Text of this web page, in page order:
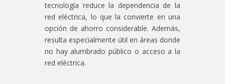
tecnología reduce la dependencia de la
red eléctrica, lo que la convierte en una
opción de ahorro considerable. Además,
resulta especialmente útil en áreas donde
no hay alumbrado público o acceso a la
red eléctrica.